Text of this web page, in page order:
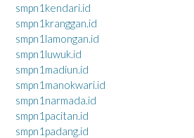
smpn1kendari.id
smpn1kranggan.id
smpn1lamongan.id
smpn1luwuk.id
smpn1madiun.id
smpn1manokwari.id
smpn1narmada.id
smpn1pacitan.id
smpn1padang.id